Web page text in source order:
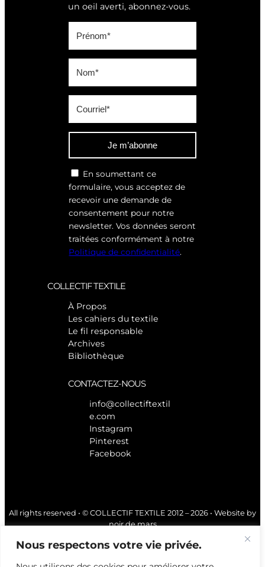
Nous respectons votre vie privée.
un oeil averti, abonnez-vous.
Je m’abonne
En soumettant ce
formulaire, vous acceptez de
recevoir une demande de
consentement pour notre
newsletter. Vos données seront
traitées conformément à notre
Politique de confidentialité.
COLLECTIF TEXTILE
À Propos
Les cahiers du textile
Le fil responsable
Archives
Bibliothèque
CONTACTEZ-NOUS
info@collectiftextil
e.com
Instagram
Pinterest
Facebook
All rights reserved • © COLLECTIF TEXTILE 2012 – 2026 • Website by
noir de mars